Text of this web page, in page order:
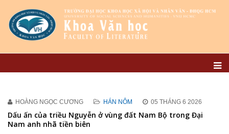
HOÀNG NGỌC CƯƠNG HÁN NÔM 05 THÁNG 6 2026
Dấu ấn của triều Nguyễn ở vùng đất Nam Bộ trong Đại
Nam anh nhã tiền biên